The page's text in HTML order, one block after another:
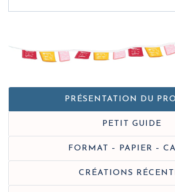
PRÉSENTATION DU
PETIT GUIDE
FORMAT – PAPIER –
CRÉATIONS